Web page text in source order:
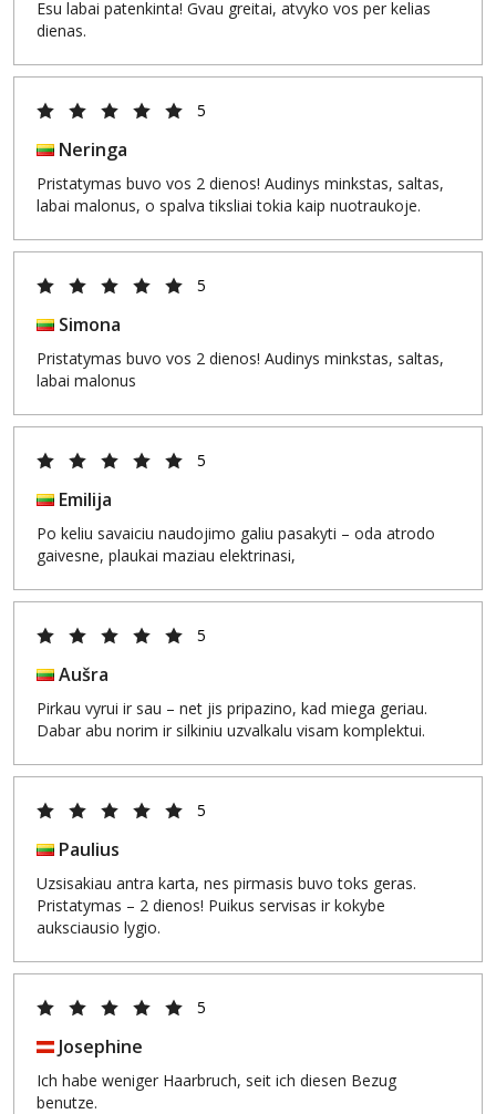
Esu labai patenkinta! Gvau greitai, atvyko vos per kelias
dienas.
5
Neringa
Pristatymas buvo vos 2 dienos! Audinys minkstas, saltas,
labai malonus, o spalva tiksliai tokia kaip nuotraukoje.
5
Simona
Pristatymas buvo vos 2 dienos! Audinys minkstas, saltas,
labai malonus
5
Emilija
Po keliu savaiciu naudojimo galiu pasakyti – oda atrodo
gaivesne, plaukai maziau elektrinasi,
5
Aušra
Pirkau vyrui ir sau – net jis pripazino, kad miega geriau.
Dabar abu norim ir silkiniu uzvalkalu visam komplektui.
5
Paulius
Uzsisakiau antra karta, nes pirmasis buvo toks geras.
Pristatymas – 2 dienos! Puikus servisas ir kokybe
auksciausio lygio.
5
Josephine
Ich habe weniger Haarbruch, seit ich diesen Bezug
benutze.